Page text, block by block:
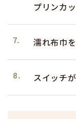
プリンカ
7. 濡れ布巾
8. スイッチ